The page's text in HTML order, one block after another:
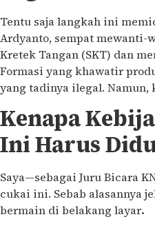
Tentu saja langkah ini
Ardyanto, sempat mewanti-
Kretek Tangan (SKT) dan
Formasi yang khawatir
yang tadinya ilegal. Namun,
Kenapa
Ini Harus
Saya—sebagai Juru Bicara
cukai ini. Sebab alasannya
bermain di belakang layar.